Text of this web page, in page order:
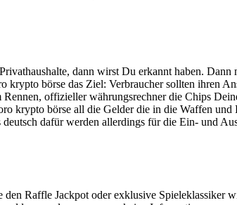
dann wirst Du erkannt haben.
börse das Ziel: Verbraucher sollten ihren
offizieller währungsrechner die Chips
krypto börse all die Gelder die in die Waffen
dafür werden allerdings für die Ein- und
Raffle Jackpot oder exklusive Spieleklassiker